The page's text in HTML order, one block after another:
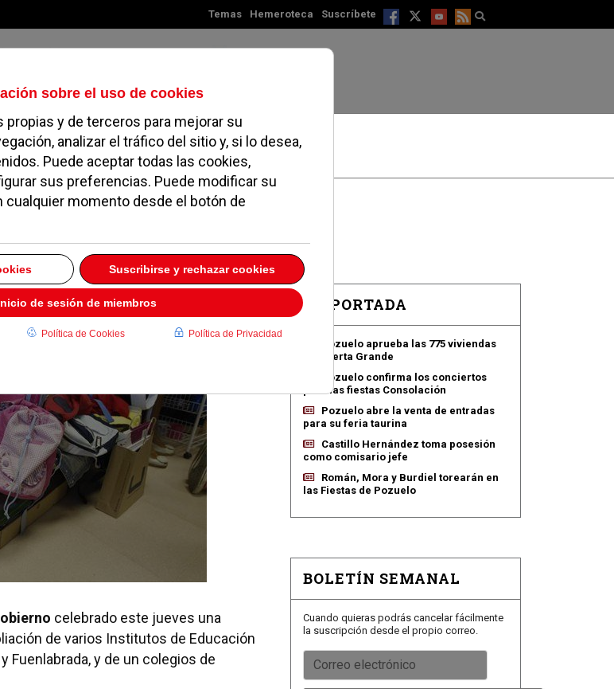
Temas Hemeroteca Suscríbete
Jueves, 06 de agosto de 2026
SOCIEDAD MAGAZINE SERVICIOS
con 100
celebrado este jueves una
de varios Institutos de Educación
Fuenlabrada, y de un colegios de
EN PORTADA
Pozuelo aprueba las 775 viviendas
de Huerta Grande
Pozuelo confirma los conciertos
para las fiestas Consolación
Pozuelo abre la venta de entradas
para su feria taurina
Castillo Hernández toma posesión
como comisario jefe
Román, Mora y Burdiel torearán en
las Fiestas de Pozuelo
BOLETÍN SEMANAL
Cuando quieras podrás cancelar fácilmente
la suscripción desde el propio correo.